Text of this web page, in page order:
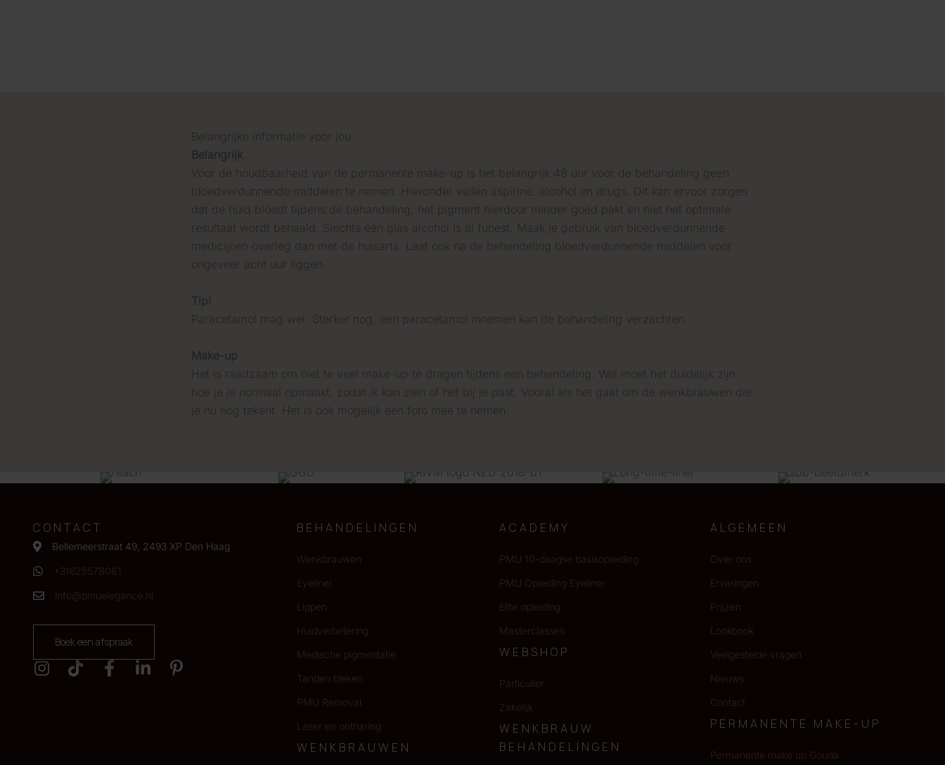
Belangrijke informatie voor jou
Belangrijk
Voor de houdbaarheid van de permanente make-up is het belangrijk 48 uur voor de behandeling geen
bloedverdunnende middelen te nemen. Hieronder vallen aspirine, alcohol en drugs. Dit kan ervoor zorgen
dat de huid bloedt tijdens de behandeling, het pigment hierdoor minder goed pakt en niet het optimale
resultaat wordt behaald. Slechts één glas alcohol is al funest. Maak je gebruik van bloedverdunnende
medicijnen overleg dan met de huisarts. Laat ook na de behandeling bloedverdunnende middelen voor
ongeveer acht uur liggen.
Tip!
Paracetamol mag wel. Sterker nog, een paracetamol innemen kan de behandeling verzachten.
Make-up
Het is raadzaam om niet te veel make-up te dragen tijdens een behandeling. Wel moet het duidelijk zijn
hoe je je normaal opmaakt, zodat ik kan zien of het bij je past. Vooral als het gaat om de wenkbrauwen die
je nu nog tekent. Het is ook mogelijk een foto mee te nemen.
CONTACT
Bellemeerstraat 49, 2493 XP Den Haag
+31625578081
info@pmuelegance.nl
Boek een afspraak
BEHANDELINGEN
Wenkbrauwen
Eyeliner
Lippen
Huidverbetering
Medische pigmentatie
Tanden bleken
PMU Removal
Laser en ontharing
WENKBRAUWEN
ACADEMY
PMU 10-daagse basisopleiding
PMU Opleiding Eyeliner
Elite opleiding
Masterclasses
WEBSHOP
Particulier
Zakelijk
WENKBRAUW
BEHANDELINGEN
ALGEMEEN
Over ons
Ervaringen
Prijzen
Lookbook
Veelgestelde vragen
Nieuws
Contact
PERMANENTE MAKE-UP
Permanente make up Gouda